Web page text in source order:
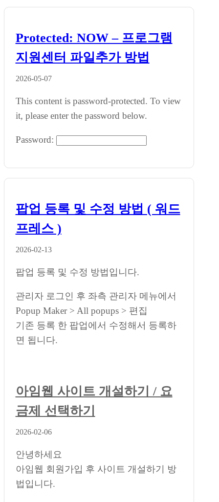
Protected: NOW – 프로그램
지원센터 파일추가 방법
2026-05-07
This content is password-protected. To view
it, please enter the password below.
Password:
팝업 등록 및 수정 방법 ( 워드
프레스 )
2026-02-13
팝업 등록 및 수정 방법입니다.
관리자 로그인 후 좌측 관리자 메뉴에서
Popup Maker > All popups > 편집
기존 등록 한 팝업에서 수정해서 등록하
면 됩니다.
아임웹 사이트 개설하기 / 요
금제 선택하기
2026-02-06
안녕하세요
아임웹 회원가입 후 사이트 개설하기 방
법입니다.